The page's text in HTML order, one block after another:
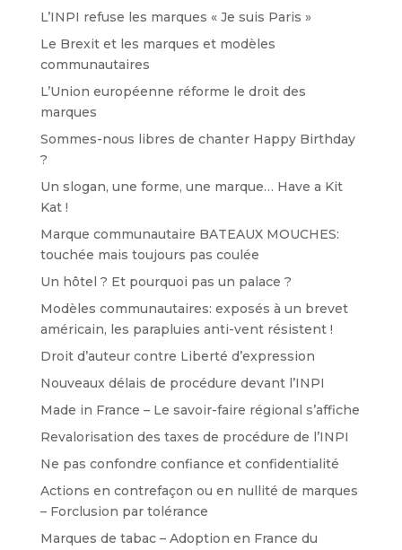
L’INPI refuse les marques « Je suis Paris »
Le Brexit et les marques et modèles
communautaires
L’Union européenne réforme le droit des
marques
Sommes-nous libres de chanter Happy Birthday
?
Un slogan, une forme, une marque… Have a Kit
Kat !
Marque communautaire BATEAUX MOUCHES:
touchée mais toujours pas coulée
Un hôtel ? Et pourquoi pas un palace ?
Modèles communautaires: exposés à un brevet
américain, les parapluies anti-vent résistent !
Droit d’auteur contre Liberté d’expression
Nouveaux délais de procédure devant l’INPI
Made in France – Le savoir-faire régional s’affiche
Revalorisation des taxes de procédure de l’INPI
Ne pas confondre confiance et confidentialité
Actions en contrefaçon ou en nullité de marques
– Forclusion par tolérance
Marques de tabac – Adoption en France du